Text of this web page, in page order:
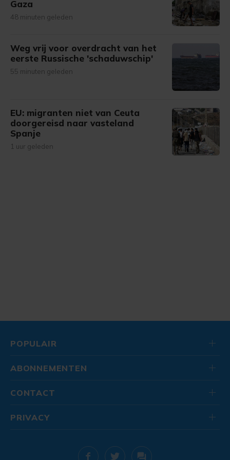
Gaza
48 minuten geleden
Weg vrij voor overdracht van het
eerste Russische 'schaduwschip'
55 minuten geleden
EU: migranten niet van Ceuta
doorgereisd naar vasteland
Spanje
1 uur geleden
POPULAIR
ABONNEMENTEN
CONTACT
PRIVACY